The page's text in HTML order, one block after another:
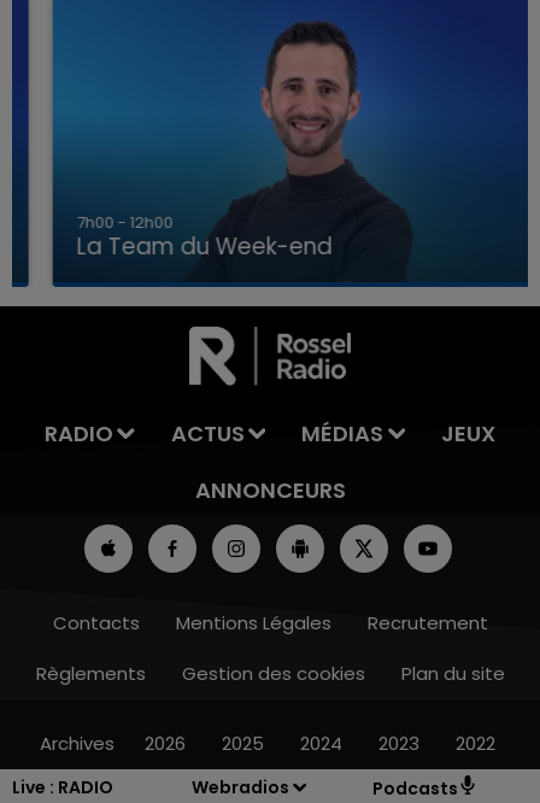
Live : RADIO
Webradios Podcasts
LA TEAM DU WEEK-END
7h00 - 12h00
La Team du Week-end
RADIO ACTUS MÉDIAS
JEUX
ANNONCEURS
Contacts Mentions Légales
Recrutement
Règlements
Gestion des cookies Plan du site
Archives 2026 2025 2024 2023 2022